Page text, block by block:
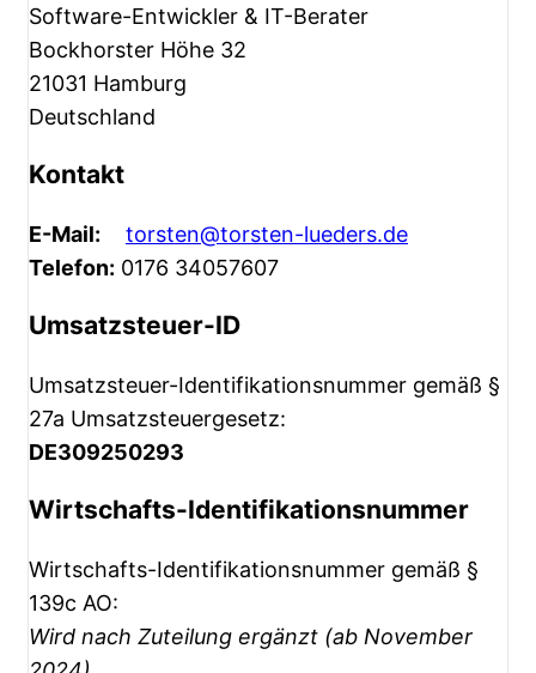
Software-Entwickler & IT-Berater
Bockhorster Höhe 32
21031 Hamburg
Deutschland
Kontakt
E-Mail:
torsten@torsten-lueders.de
Telefon: 0176 34057607
Umsatzsteuer-ID
Umsatzsteuer-Identifikationsnummer gemäß §
27a Umsatzsteuergesetz:
DE309250293
Wirtschafts-Identifikationsnummer
Wirtschafts-Identifikationsnummer gemäß §
139c AO:
Wird nach Zuteilung ergänzt (ab November